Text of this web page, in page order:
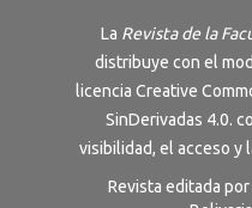
La Revista de la
distribuye con el
licencia Creative
SinDerivadas 4.0.
visibilidad, el acceso y
Revista editada